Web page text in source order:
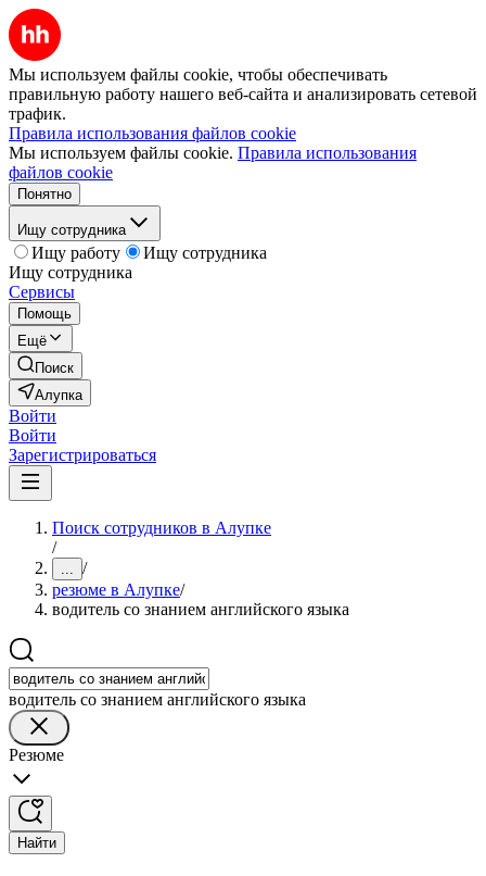
Мы используем файлы cookie, чтобы обеспечивать
правильную работу нашего веб-сайта и анализировать сетевой
трафик.
Правила использования файлов cookie
Мы используем файлы cookie. Правила использования
файлов cookie
Понятно
Ищу сотрудника
Ищу работу
Ищу сотрудника
Ищу сотрудника
Сервисы
Помощь
Ещё
Поиск
Алупка
Войти
Войти
Зарегистрироваться
Поиск сотрудников в Алупке
/
... /
резюме в Алупке/
водитель со знанием английского языка
водитель со знанием английского языка
Резюме
Найти